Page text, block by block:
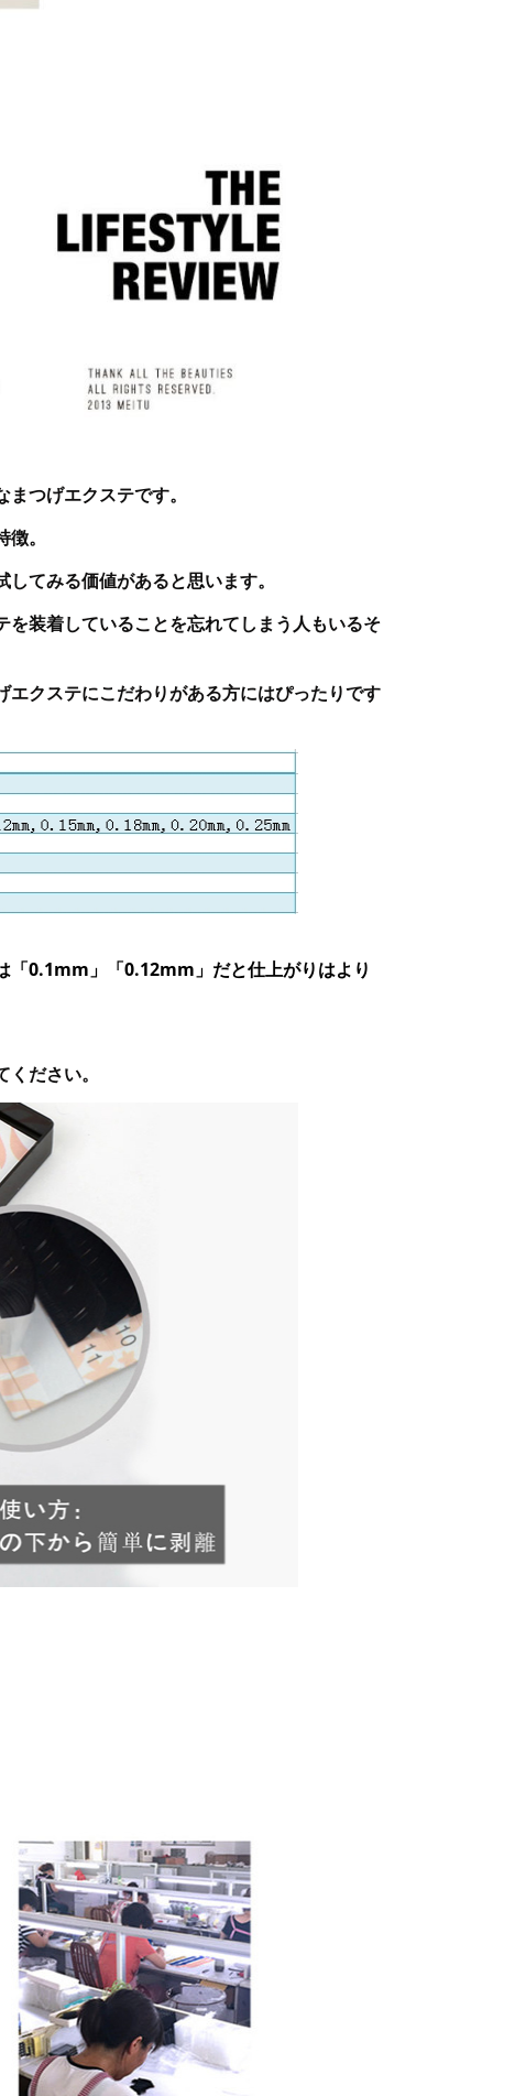
まつげエクステです。
。
てみる価値があると思います。
を装着していることを忘れてしまう人もいるそ
エクステにこだわりがある方にはぴったりです
「0.1mm」「0.12mm」だと仕上がりはより
ださい。